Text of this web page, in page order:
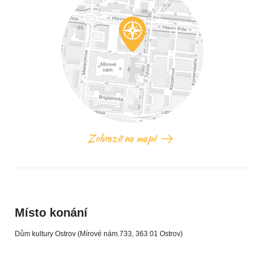
Zobrazit na mapě
Místo konání
Dům kultury Ostrov (Mírové nám.733, 363 01 Ostrov)